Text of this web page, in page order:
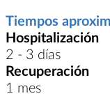
Tiempos
Hospitalización
2 - 3 días
Recuperación
1 mes